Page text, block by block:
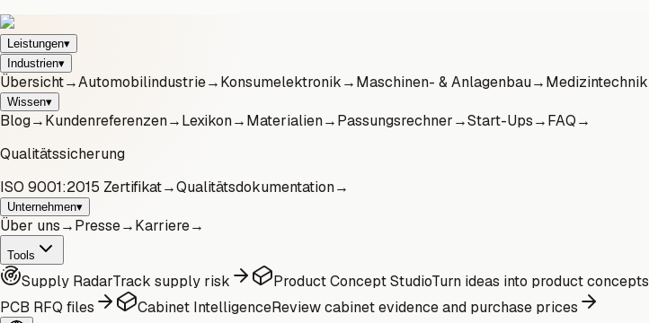
Leistungen▾
Industrien▾
Übersicht→Automobilindustrie→Konsumelektronik→Maschinen- & Anlagenbau→Medizintechnik
Wissen▾
Blog→Kundenreferenzen→Lexikon→Materialien→Passungsrechner→Start-Ups→FAQ→
Qualitätssicherung
ISO 9001:2015 Zertifikat→Qualitätsdokumentation→
Unternehmen▾
Über uns→Presse→Karriere→
Tools
Supply RadarTrack supply risk Product Concept StudioTurn ideas into product concepts
PCB RFQ files
Cabinet IntelligenceReview cabinet evidence and purchase prices